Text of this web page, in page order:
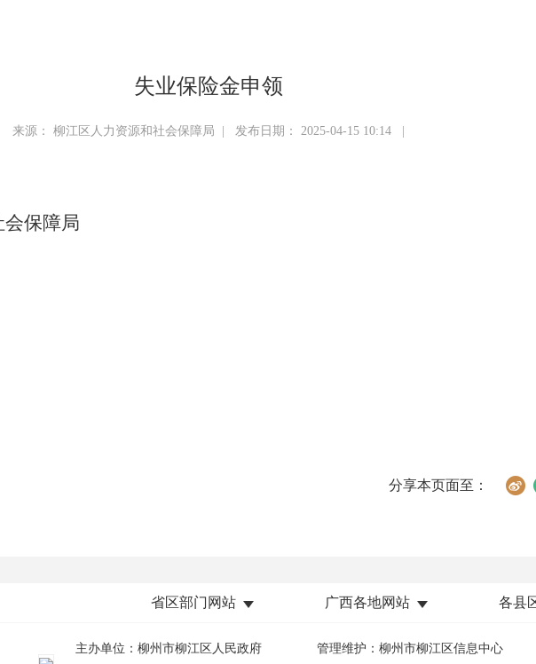
失业保险金申领
来源： 柳江区人力资源和社会保障局 | 发布日期： 2025-04-15 10:14 |
保障局
分享本页面至：
省区部门网站 广西各地网站 各县
主办单位：柳州市柳江区人民政府 管理维护：柳州市柳江区信息中心